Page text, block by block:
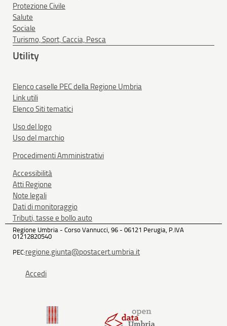
Protezione Civile
Salute
Sociale
Turismo, Sport, Caccia, Pesca
Utility
Elenco caselle PEC della Regione Umbria
Link utili
Elenco Siti tematici
Uso del logo
Uso del marchio
Procedimenti Amministrativi
Accessibilità
Atti Regione
Note legali
Dati di monitoraggio
Tributi, tasse e bollo auto
Regione Umbria - Corso Vannucci, 96 - 06121 Perugia, P.IVA
01212820540
PEC:regione.giunta@postacert.umbria.it
Accedi